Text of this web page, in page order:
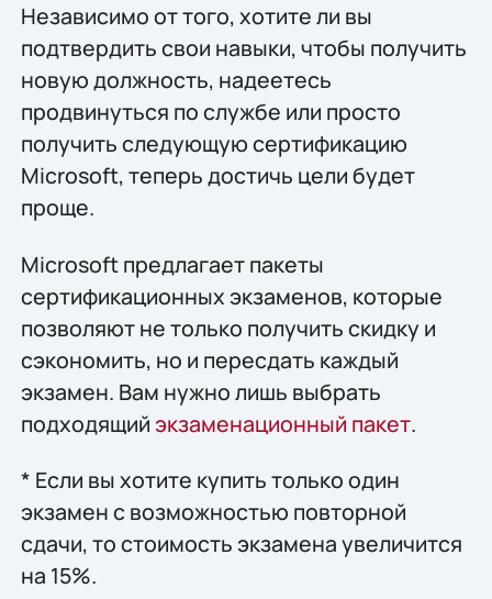
Независимо от того, хотите ли вы
подтвердить свои навыки, чтобы получить
новую должность, надеетесь
продвинуться по службе или просто
получить следующую сертификацию
Microsoft, теперь достичь цели будет
проще.
Microsoft предлагает пакеты
сертификационных экзаменов, которые
позволяют не только получить скидку и
сэкономить, но и пересдать каждый
экзамен. Вам нужно лишь выбрать
подходящийэкзаменационный пакет.
* Если вы хотите купить только один
экзамен с возможностью повторной
сдачи, то стоимость экзамена увеличится
на 15%.